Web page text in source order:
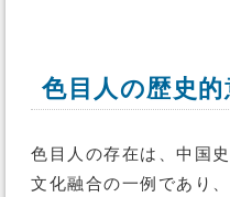
色目人の歴史的
色目人の存在は、中国
文化融合の一例であり